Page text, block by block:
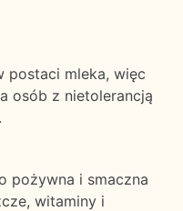
postaci mleka, więc
osób z nietolerancją
pożywna i smaczna
witaminy i